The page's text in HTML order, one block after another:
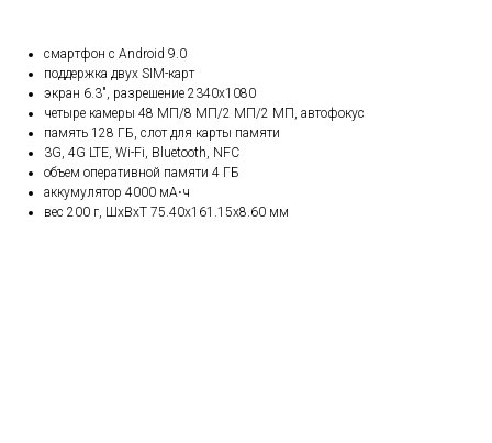
смартфон с Android 9.0
поддержка двух SIM-карт
экран 6.3", разрешение 2340x1080
четыре камеры 48 МП/8 МП/2 МП/2 МП, автофокус
память 128 ГБ, слот для карты памяти
3G, 4G LTE, Wi-Fi, Bluetooth, NFC
объем оперативной памяти 4 ГБ
аккумулятор 4000 мА⋅ч
вес 200 г, ШxВxТ 75.40x161.15x8.60 мм